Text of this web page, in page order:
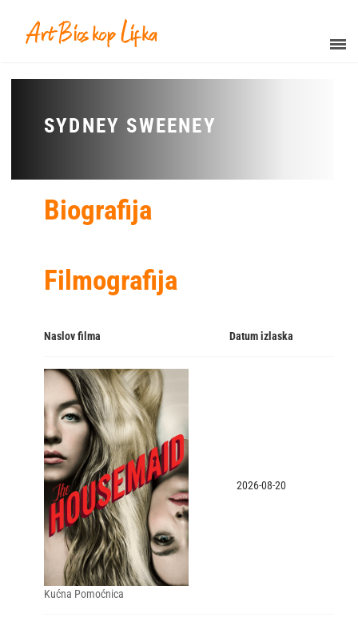
SYDNEY SWEENEY
Biografija
Filmografija
Naslov filma Datum izlaska
Kućna Pomoćnica
2026-08-20